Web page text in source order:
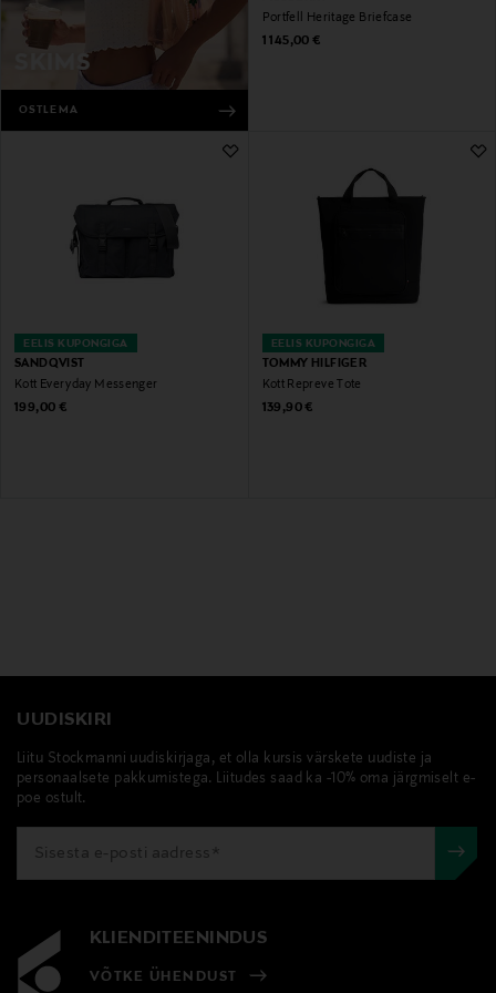
SKIMS
OSTLEMA
Portfell Heritage Briefcase
Original Price
1 145,00 €
EELIS KUPONGIGA
SANDQVIST
Kott Everyday Messenger
Original Price
199,00 €
EELIS KUPONGIGA
TOMMY HILFIGER
Kott Repreve Tote
Original Price
139,90 €
UUDISKIRI
Liitu Stockmanni uudiskirjaga, et olla kursis värskete uudiste ja
personaalsete pakkumistega. Liitudes saad ka -10% oma järgmiselt e-
poe ostult.
KLIENDITEENINDUS
VÕTKE ÜHENDUST